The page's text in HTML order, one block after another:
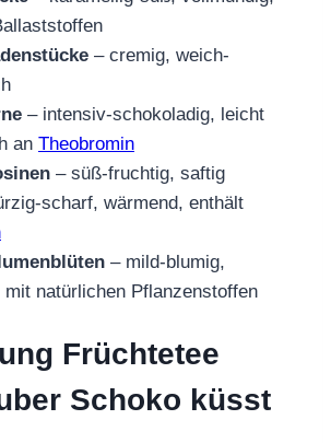
– cremig, weich-
– intensiv-schokoladig, leicht
an Theobromin
– süß-fruchtig, saftig
scharf, wärmend, enthält
– mild-blumig,
mit natürlichen Pflanzenstoffen
Früchtetee
Schoko küsst